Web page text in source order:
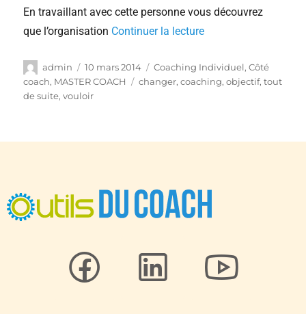
En travaillant avec cette personne vous découvrez
que l’organisation Continuer la lecture
admin 10 mars 2014 Coaching Individuel,Côté
coach, MASTER COACH changer,coaching,objectif,tout
de suite,vouloir